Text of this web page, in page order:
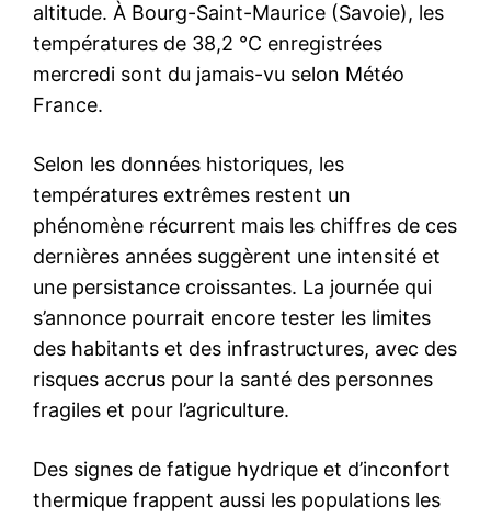
altitude. À Bourg-Saint-Maurice (Savoie), les
températures de 38,2 °C enregistrées
mercredi sont du jamais-vu selon Météo
France.
Selon les données historiques, les
températures extrêmes restent un
phénomène récurrent mais les chiffres de ces
dernières années suggèrent une intensité et
une persistance croissantes. La journée qui
s’annonce pourrait encore tester les limites
des habitants et des infrastructures, avec des
risques accrus pour la santé des personnes
fragiles et pour l’agriculture.
Des signes de fatigue hydrique et d’inconfort
thermique frappent aussi les populations les